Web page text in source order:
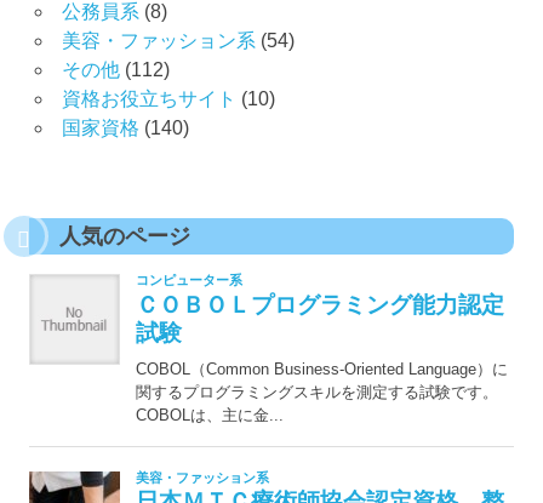
公務員系(8)
美容・ファッション系(54)
その他(112)
資格お役立ちサイト (10)
国家資格 (140)
人気のページ